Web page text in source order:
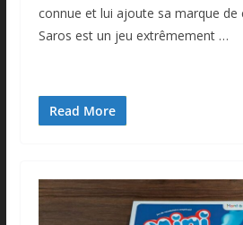
connue et lui ajoute sa marque de
Saros est un jeu extrêmement …
Read More